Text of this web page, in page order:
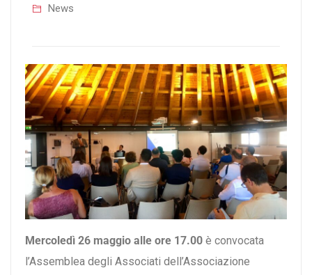
News
Mercoledì 26 maggio alle ore 17.00 è convocata
l’Assemblea degli Associati dell’Associazione